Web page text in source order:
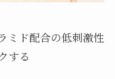
ミド配合の低刺激性
する